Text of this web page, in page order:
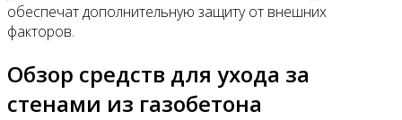
обеспечат дополнительную защиту от внешних
факторов.
Обзор средств для ухода за
стенами из газобетона